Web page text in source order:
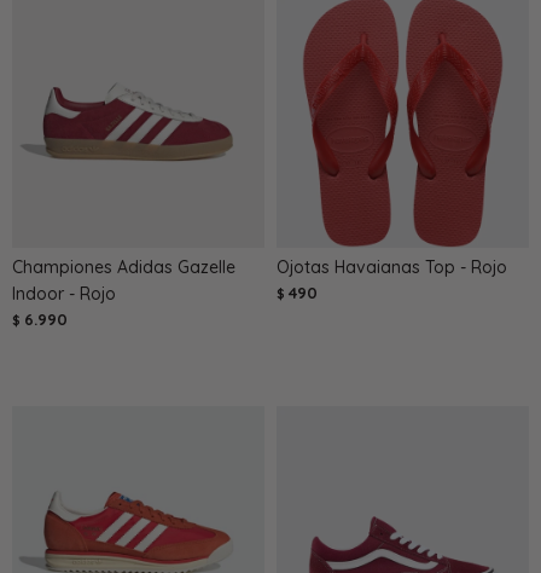
Championes Adidas Gazelle
Indoor - Rojo
$ 6.990
Ojotas Havaianas Top - Rojo
$ 490